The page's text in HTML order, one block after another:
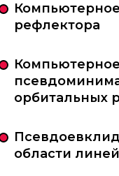
рефлектора
орбитальных
области